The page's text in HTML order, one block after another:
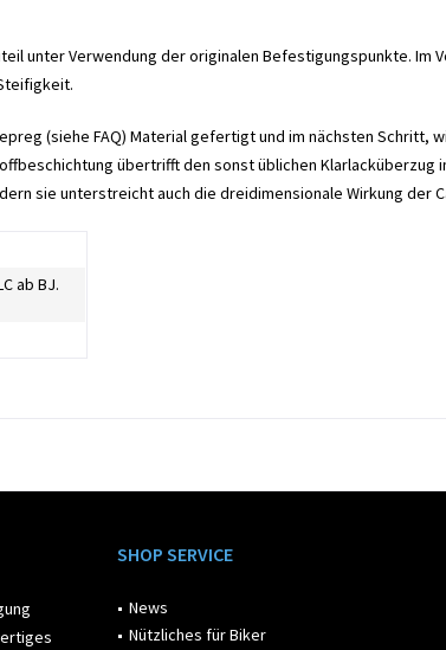
unter Verwendung der originalen Befestigungspunkte. Im
(siehe FAQ) Material gefertigt und im nächsten Schritt,
übertrifft den sonst üblichen Klarlacküberzug
sie unterstreicht auch die dreidimensionale Wirkung der
ab BJ.
SHOP SERVICE
News
Nützliches für Biker